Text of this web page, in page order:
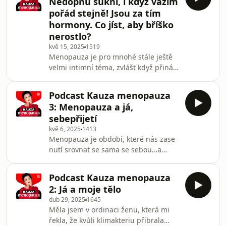
Kauza menopauza. Další povídání,
tentokrát s podtitulem Seznamování a
lásky v menopauze
pořád stejně! Jsou za tím
hormony. Co jíst, aby bříško
nerostlo?
kvě 15, 2025 1519
Menopauza je pro mnohé stále ještě
velmi intimní téma, zvlášť když přináší
ženám tuk do oblasti břicha a vytvoří
takzvané menopauzální bříško. Co s
tím? Hlavně nedržte drastické diety,
mohly byste si uškodit, varuje v
podcastu Kauza menopauza známá
lékařka.
Podcast Kauza menopauza
3: Menopauza a já,
sebepřijetí
kvě 6, 2025 1413
Menopauza je období, které nás zase
nutí srovnat se sama se sebou…a
bývá často intimním tématem, o
kterém se nahlas bavit nechceme, ale
v našich hlavách je spousta otázek
bez odpovědí. O menopauze se dnes
mluví otevřeněji než dříve, ale přece
Podcast Kauza menopauza
2: Já a moje tělo
dub 29, 2025 1645
Měla jsem v ordinaci ženu, která mi
řekla, že kvůli klimakteriu přibrala